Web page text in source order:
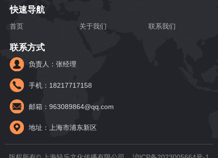
快速导航
首页 关于我们 联系我们
联系方式
负责人：张经理
手机：18217717158
邮箱：963089864@qq.com
地址：上海市浦东新区